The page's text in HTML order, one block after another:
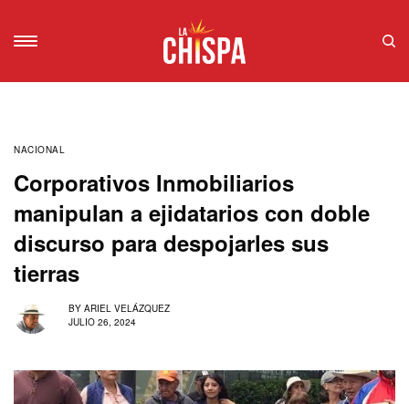
NACIONAL
Corporativos Inmobiliarios
manipulan a ejidatarios con doble
discurso para despojarles sus
tierras
BY ARIEL VELÁZQUEZ
JULIO 26, 2024